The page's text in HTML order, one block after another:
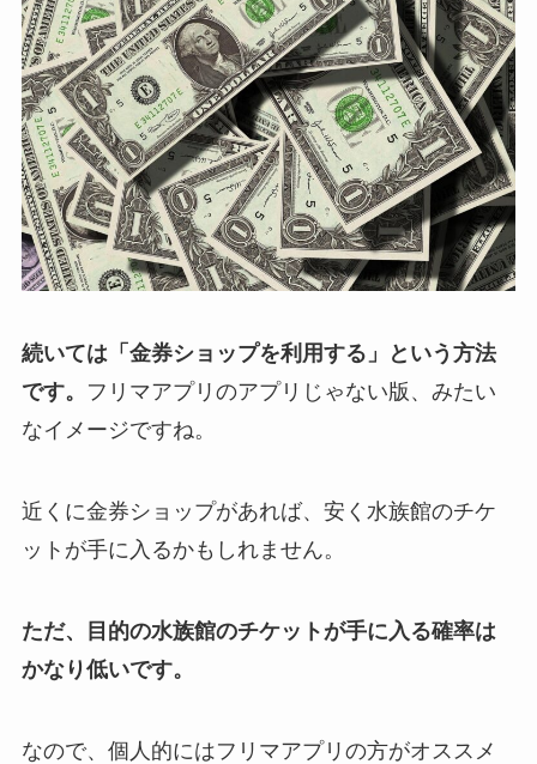
続いては「金券ショップを利用する」という方法
です。
フリマアプリのアプリじゃない版、みたい
なイメージですね。
近くに金券ショップがあれば、安く水族館のチケ
ットが手に入るかもしれません。
ただ、目的の水族館のチケットが手に入る確率は
かなり低いです。
なので、個人的にはフリマアプリの方がオススメ